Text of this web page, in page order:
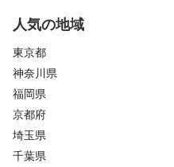
人気の地域
東京都
神奈川県
福岡県
京都府
埼玉県
千葉県